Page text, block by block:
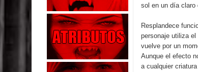
Parte 03: La Traición
Parte 02: Vuelve el Hijo Prodigo
Parte 03: Reflexiones
sol en un día claro
Resplandece
personaje utiliza
vuelve por un
Aunque el efecto
a cualquier